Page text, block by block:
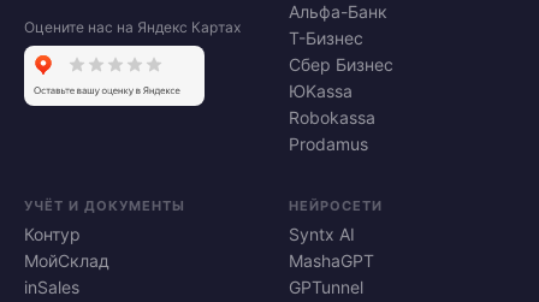
Оцените нас на Яндекс Картах
Альфа-Банк
Т-Бизнес
Сбер Бизнес
ЮKassa
Robokassa
Prodamus
УЧЁТ И ДОКУМЕНТЫ
Контур
МойСклад
inSales
НЕЙРОСЕТИ
Syntx AI
MashaGPT
GPTunnel